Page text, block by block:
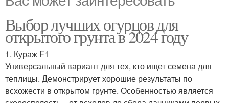
Выбор лучших огурцов для
открытого грунта в 2024 году
1. Кураж F1
Универсальный вариант для тех, кто ищет семена для
теплицы. Демонстрирует хорошие результаты по
всхожести в открытом грунте. Особенностью является